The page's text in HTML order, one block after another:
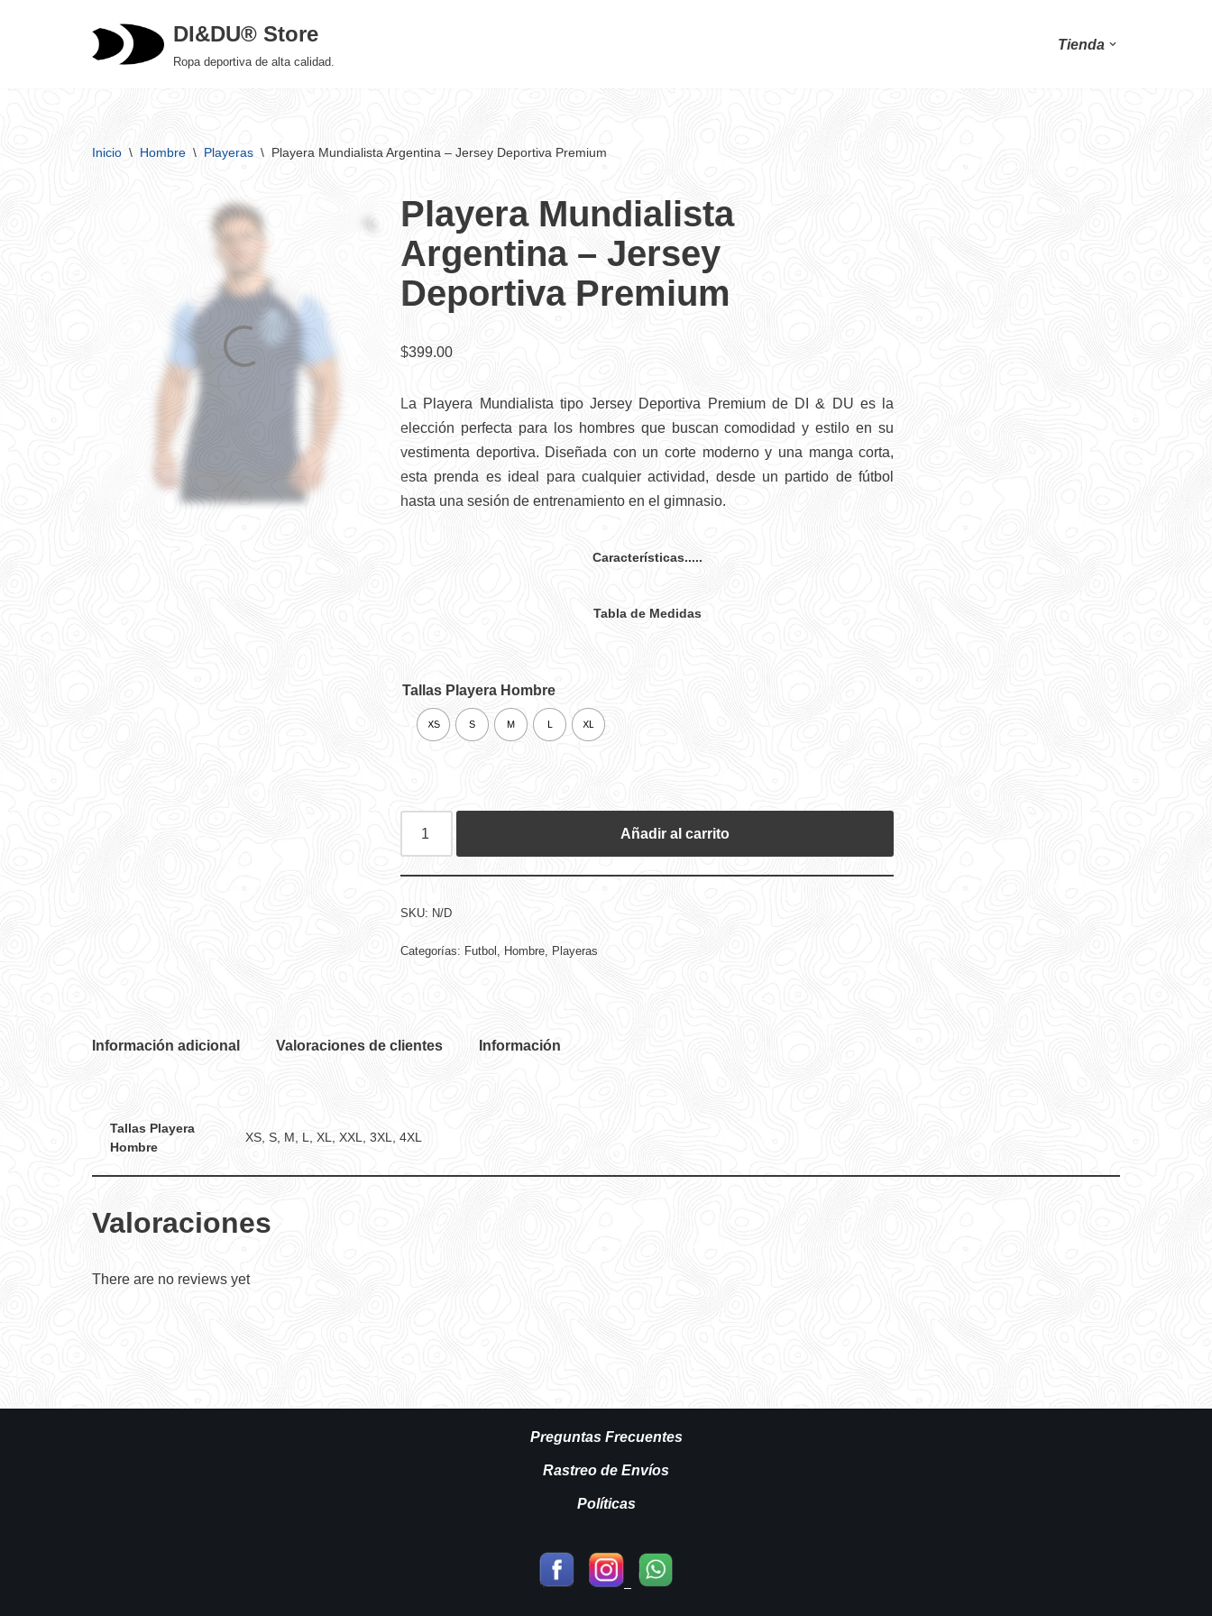
DI&DU® Store
Ropa deportiva de alta calidad.
Tienda
Inicio \ Hombre \ Playeras \ Playera Mundialista Argentina – Jersey Deportiva Premium
Playera Mundialista
Argentina – Jersey
Deportiva Premium
$399.00
La Playera Mundialista tipo Jersey Deportiva Premium de DI & DU es la
elección perfecta para los hombres que buscan comodidad y estilo en su
vestimenta deportiva. Diseñada con un corte moderno y una manga corta,
esta prenda es ideal para cualquier actividad, desde un partido de fútbol
hasta una sesión de entrenamiento en el gimnasio.
Características.....
Tabla de Medidas
Tallas Playera Hombre
XS S M L XL
Añadir al carrito
SKU: N/D
Categorías: Futbol , Hombre, Playeras
Información adicional Valoraciones de clientes Información
Tallas Playera
Hombre
XS, S, M, L, XL, XXL, 3XL, 4XL
Valoraciones
There are no reviews yet
Preguntas Frecuentes
Rastreo de Envíos
Políticas